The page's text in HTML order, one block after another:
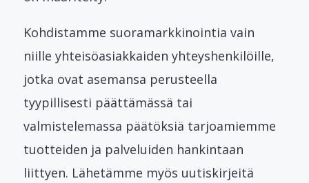
Kohdistamme suoramarkkinointia vain
niille yhteisöasiakkaiden yhteyshenkilöille,
jotka ovat asemansa perusteella
tyypillisesti päättämässä tai
valmistelemassa päätöksiä tarjoamiemme
tuotteiden ja palveluiden hankintaan
liittyen. Lähetämme myös uutiskirjeitä